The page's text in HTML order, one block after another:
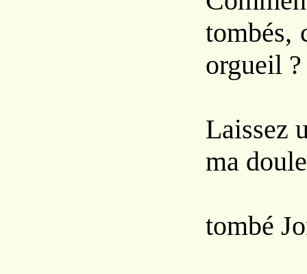
tombés,
orgueil ?
Laissez
ma
tombé